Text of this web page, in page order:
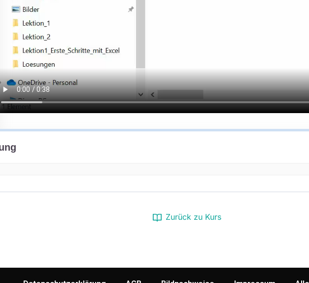
Zurück zu Kurs